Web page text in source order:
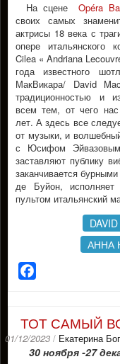
На сцене Opéra
своих самых
актрисы 18 века с
опере итальянского
Cilea « Andriana
года известного
МакВикара/ David
традиционностью и
всем тем, от чего
лет. А здесь все
от музыки, и
с Юсифом Эйвазовым
заставляют публику
заканчивается
де Буйон, исполняет
пультом итальянский
АННА
ТОТ САМЫЙ
01/12/2023 / Екатерина
30 ноября -27